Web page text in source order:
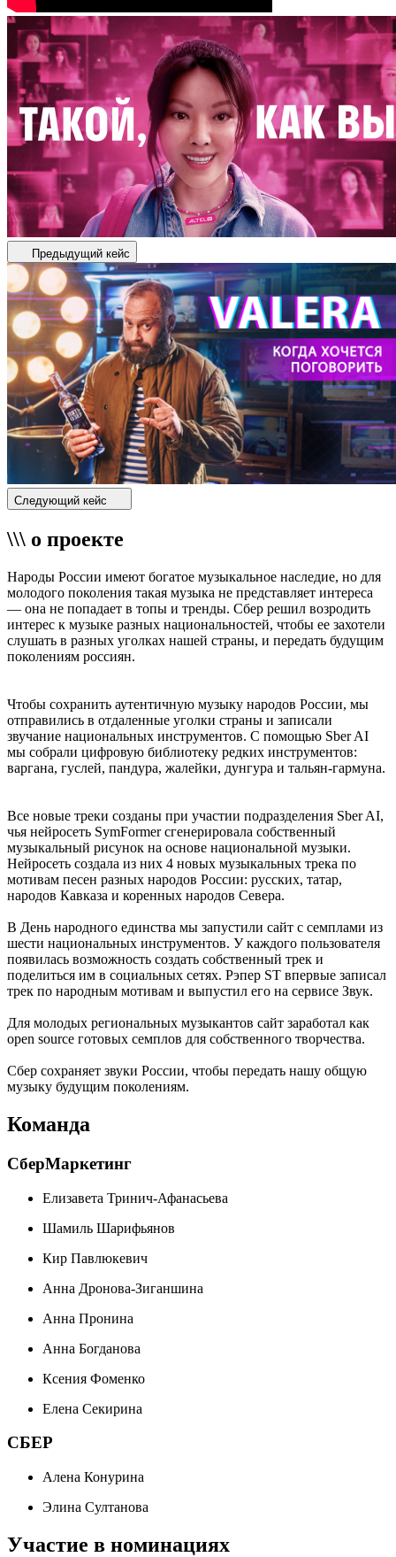
Предыдущий кейс
Следующий кейс
\\\ о проекте
Народы России имеют богатое музыкальное наследие, но для
молодого поколения такая музыка не представляет интереса
— она не попадает в топы и тренды. Сбер решил возродить
интерес к музыке разных национальностей, чтобы ее захотели
слушать в разных уголках нашей страны, и передать будущим
поколениям россиян.
Чтобы сохранить аутентичную музыку народов России, мы
отправились в отдаленные уголки страны и записали
звучание национальных инструментов. С помощью Sber AI
мы собрали цифровую библиотеку редких инструментов:
варгана, гуслей, пандура, жалейки, дунгура и тальян-гармуна.
Все новые треки созданы при участии подразделения Sber AI,
чья нейросеть SymFormer сгенерировала собственный
музыкальный рисунок на основе национальной музыки.
Нейросеть создала из них 4 новых музыкальных трека по
мотивам песен разных народов России: русских, татар,
народов Кавказа и коренных народов Севера.
В День народного единства мы запустили сайт с семплами из
шести национальных инструментов. У каждого пользователя
появилась возможность создать собственный трек и
поделиться им в социальных сетях. Рэпер ST впервые записал
трек по народным мотивам и выпустил его на сервисе Звук.
Для молодых региональных музыкантов сайт заработал как
open source готовых семплов для собственного творчества.
Сбер сохраняет звуки России, чтобы передать нашу общую
музыку будущим поколениям.
Команда
СберМаркетинг
Елизавета Тринич-Афанасьева
Шамиль Шарифьянов
Кир Павлюкевич
Анна Дронова-Зиганшина
Анна Пронина
Анна Богданова
Ксения Фоменко
Елена Секирина
СБЕР
Алена Конурина
Элина Султанова
Участие в номинациях